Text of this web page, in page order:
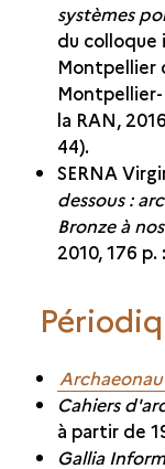
systèmes
du
Montpellier
Montpellier-
la RAN,
44).
SERNA
dessous :
Bronze à
2010, 176 p.
Cahiers
à partir de
Gallia